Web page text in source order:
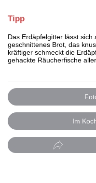
Tipp
Das Erdäpfelgitter lässt sich
geschnittenes Brot, das
kräftiger schmeckt die
gehackte Räucherfische
Im